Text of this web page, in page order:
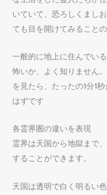
いていて、恐ろしくまし
ても目を開けてみること
一般的に地上に住んでい
怖いか、よく知りません
を見たら、たったの1分1
はずです
各霊界圏の違いを表現
霊界は天国から地獄まで
することができます。
天国は透明で白く明るい